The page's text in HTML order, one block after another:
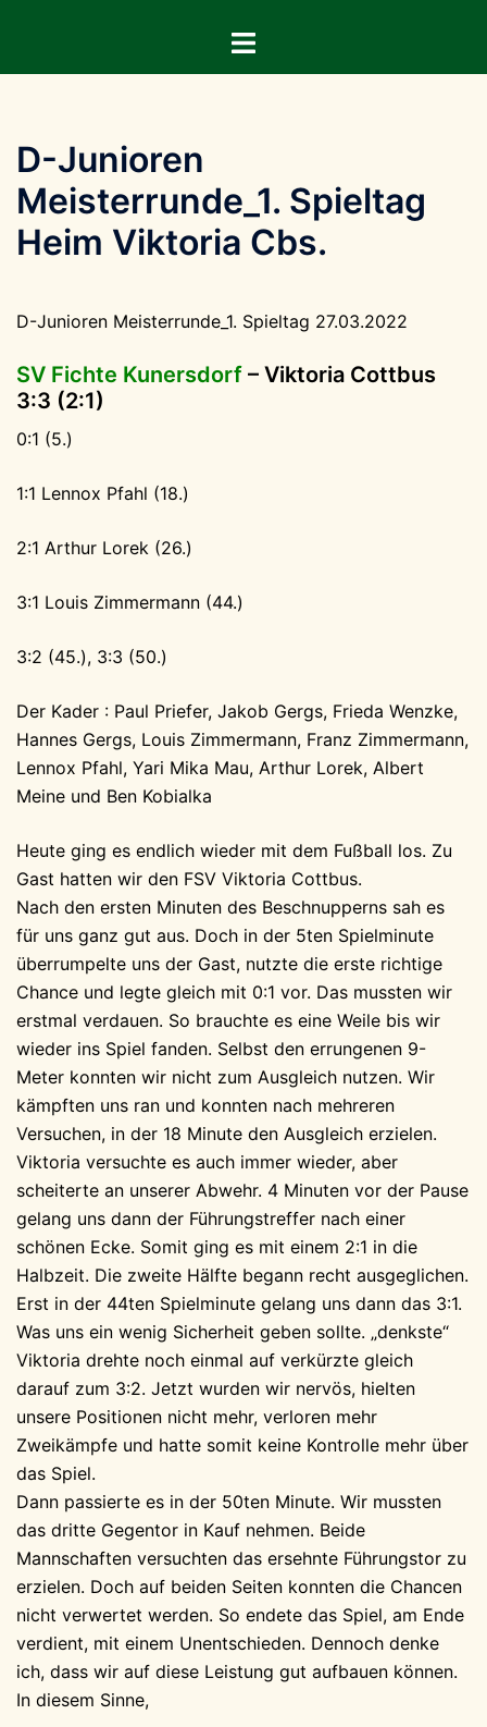
springen
Menü
D-Junioren
Meisterrunde_1. Spieltag
Heim Viktoria Cbs.
D-Junioren Meisterrunde_1. Spieltag 27.03.2022
SV Fichte Kunersdorf – Viktoria Cottbus
3:3 (2:1)
0:1 (5.)
1:1 Lennox Pfahl (18.)
2:1 Arthur Lorek (26.)
3:1 Louis Zimmermann (44.)
3:2 (45.), 3:3 (50.)
Der Kader : Paul Priefer, Jakob Gergs, Frieda Wenzke,
Hannes Gergs, Louis Zimmermann, Franz Zimmermann,
Lennox Pfahl, Yari Mika Mau, Arthur Lorek, Albert
Meine und Ben Kobialka
Heute ging es endlich wieder mit dem Fußball los. Zu
Gast hatten wir den FSV Viktoria Cottbus.
Nach den ersten Minuten des Beschnupperns sah es
für uns ganz gut aus. Doch in der 5ten Spielminute
überrumpelte uns der Gast, nutzte die erste richtige
Chance und legte gleich mit 0:1 vor. Das mussten wir
erstmal verdauen. So brauchte es eine Weile bis wir
wieder ins Spiel fanden. Selbst den errungenen 9-
Meter konnten wir nicht zum Ausgleich nutzen. Wir
kämpften uns ran und konnten nach mehreren
Versuchen, in der 18 Minute den Ausgleich erzielen.
Viktoria versuchte es auch immer wieder, aber
scheiterte an unserer Abwehr. 4 Minuten vor der Pause
gelang uns dann der Führungstreffer nach einer
schönen Ecke. Somit ging es mit einem 2:1 in die
Halbzeit. Die zweite Hälfte begann recht ausgeglichen.
Erst in der 44ten Spielminute gelang uns dann das 3:1.
Was uns ein wenig Sicherheit geben sollte. „denkste“
Viktoria drehte noch einmal auf verkürzte gleich
darauf zum 3:2. Jetzt wurden wir nervös, hielten
unsere Positionen nicht mehr, verloren mehr
Zweikämpfe und hatte somit keine Kontrolle mehr über
das Spiel.
Dann passierte es in der 50ten Minute. Wir mussten
das dritte Gegentor in Kauf nehmen. Beide
Mannschaften versuchten das ersehnte Führungstor zu
erzielen. Doch auf beiden Seiten konnten die Chancen
nicht verwertet werden. So endete das Spiel, am Ende
verdient, mit einem Unentschieden. Dennoch denke
ich, dass wir auf diese Leistung gut aufbauen können.
In diesem Sinne,